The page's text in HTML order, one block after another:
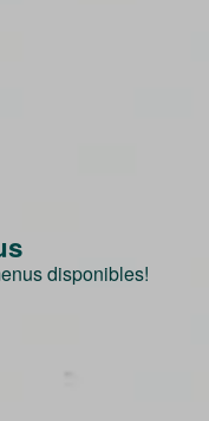
disponibles!